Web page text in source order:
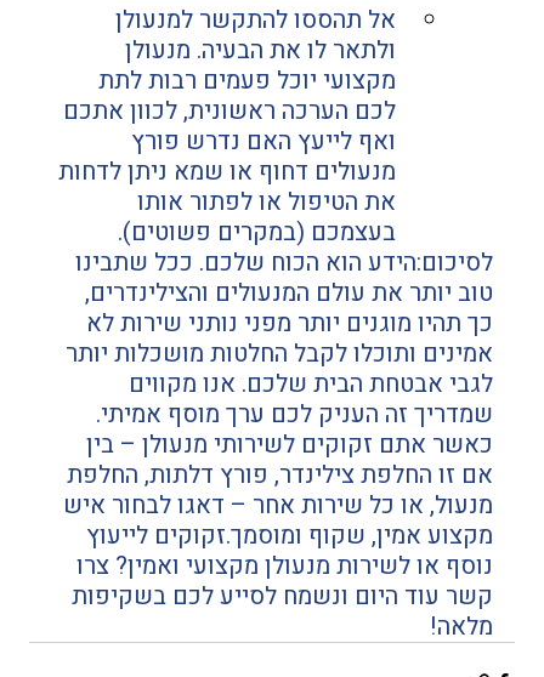
אל תהססו להתקשר למנעולן
ולתאר לו את הבעיה. מנעולן
מקצועי יוכל פעמים רבות לתת
לכם הערכה ראשונית, לכוון אתכם
ואף לייעץ האם נדרש פורץ
מנעולים דחוף או שמא ניתן לדחות
את הטיפול או לפתור אותו
בעצמכם (במקרים פשוטים).
לסיכום:הידע הוא הכוח שלכם. ככל שתבינו
טוב יותר את עולם המנעולים והצילינדרים,
כך תהיו מוגנים יותר מפני נותני שירות לא
אמינים ותוכלו לקבל החלטות מושכלות יותר
לגבי אבטחת הבית שלכם. אנו מקווים
שמדריך זה העניק לכם ערך מוסף אמיתי.
כאשר אתם זקוקים לשירותי מנעולן – בין
אם זו החלפת צילינדר, פורץ דלתות, החלפת
מנעול, או כל שירות אחר – דאגו לבחור איש
מקצוע אמין, שקוף ומוסמך.זקוקים לייעוץ
נוסף או לשירות מנעולן מקצועי ואמין? צרו
קשר עוד היום ונשמח לסייע לכם בשקיפות
מלאה!